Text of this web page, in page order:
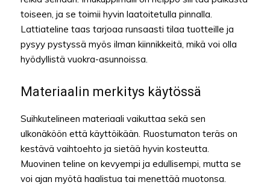
toiseen, ja se toimii hyvin laatoitetulla pinnalla.
Lattiateline taas tarjoaa runsaasti tilaa tuotteille ja
pysyy pystyssä myös ilman kiinnikkeitä, mikä voi olla
hyödyllistä vuokra-asunnoissa.
Materiaalin merkitys käytössä
Suihkutelineen materiaali vaikuttaa sekä sen
ulkonäköön että käyttöikään. Ruostumaton teräs on
kestävä vaihtoehto ja sietää hyvin kosteutta.
Muovinen teline on kevyempi ja edullisempi, mutta se
voi ajan myötä haalistua tai menettää muotonsa.